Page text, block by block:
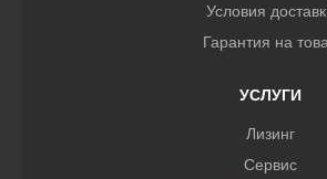
Условия
Гарантия на
УСЛУГИ
Лизинг
Сервис